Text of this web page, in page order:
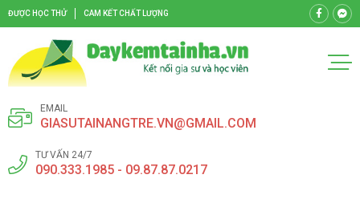
ĐƯỢC HỌC THỬ CAM KẾT CHẤT LƯỢNG
EMAIL
GIASUTAINANGTRE.VN@GMAIL.COM
TƯ VẤN 24/7
090.333.1985 - 09.87.87.0217